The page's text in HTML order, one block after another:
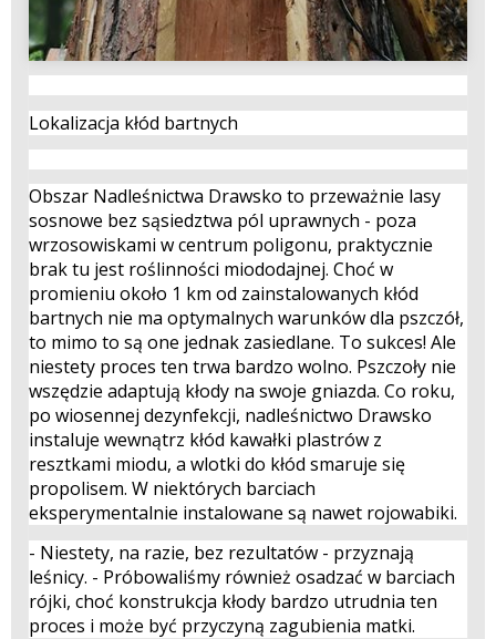
Lokalizacja kłód bartnych
Obszar Nadleśnictwa Drawsko to przeważnie lasy
sosnowe bez sąsiedztwa pól uprawnych - poza
wrzosowiskami w centrum poligonu, praktycznie
brak tu jest roślinności miododajnej. Choć w
promieniu około 1 km od zainstalowanych kłód
bartnych nie ma optymalnych warunków dla pszczół,
to mimo to są one jednak zasiedlane. To sukces! Ale
niestety proces ten trwa bardzo wolno. Pszczoły nie
wszędzie adaptują kłody na swoje gniazda. Co roku,
po wiosennej dezynfekcji, nadleśnictwo Drawsko
instaluje wewnątrz kłód kawałki plastrów z
resztkami miodu, a wlotki do kłód smaruje się
propolisem. W niektórych barciach
eksperymentalnie instalowane są nawet rojowabiki.
- Niestety, na razie, bez rezultatów - przyznają
leśnicy. - Próbowaliśmy również osadzać w barciach
rójki, choć konstrukcja kłody bardzo utrudnia ten
proces i może być przyczyną zagubienia matki.